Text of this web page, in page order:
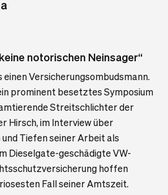
notorischen Neinsager“
einen Versicherungsombudsmann.
prominent besetztes Symposium
Streitschlichter der
Hirsch, im Interview über
Tiefen seiner Arbeit als
Dieselgate-geschädigte VW-
hoffen
Fall seiner Amtszeit.